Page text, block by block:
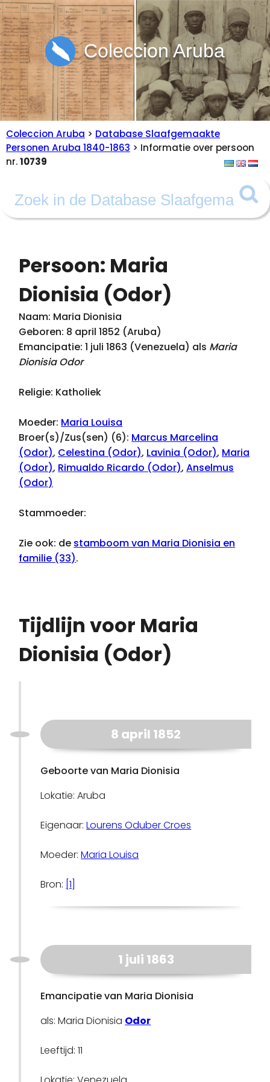
Coleccion Aruba
Coleccion Aruba > Database Slaafgemaakte
Personen Aruba 1840-1863 > Informatie over persoon
nr.10739
Persoon: Maria
Dionisia (Odor)
Naam: Maria Dionisia
Geboren: 8 april 1852 (Aruba)
Emancipatie: 1 juli 1863 (Venezuela) als Maria
Dionisia Odor
Religie: Katholiek
Moeder: Maria Louisa
Broer(s)/Zus(sen) (6): Marcus Marcelina
(Odor), Celestina (Odor), Lavinia (Odor), Maria
(Odor), Rimualdo Ricardo (Odor),Anselmus
(Odor)
Stammoeder:
Zie ook: de stamboom van Maria Dionisia en
familie (33).
Tijdlijn voor Maria
Dionisia (Odor)
8 april 1852
Geboorte van Maria Dionisia
Lokatie: Aruba
Eigenaar:Lourens Oduber Croes
Moeder:Maria Louisa
Bron: [1]
1 juli 1863
Emancipatie van Maria Dionisia
als: Maria Dionisia Odor
Leeftijd: 11